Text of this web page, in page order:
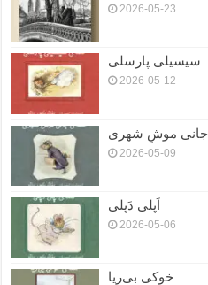
2026-05-23
سیسیلی پارسلی
2026-05-12
جانی موشِ شهری
2026-05-09
اَپلی دَپلی
2026-05-06
خوکی بی‌ریا